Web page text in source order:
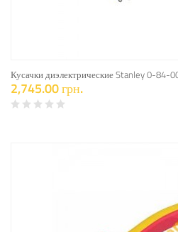
Кусачки диэлектрические Stanley 0-84-
2,745.00 грн.